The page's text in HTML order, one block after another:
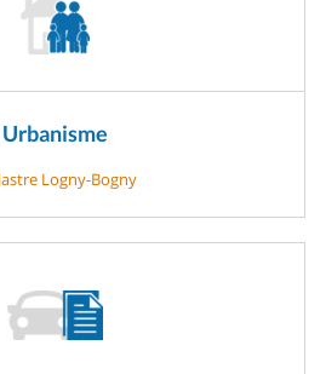
Urbanisme
Logny-Bogny